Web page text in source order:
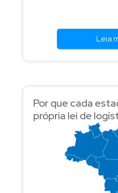
Leia
Por que cada
própria lei de